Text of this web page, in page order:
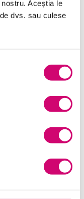
Aceștia le
dvs. sau culese